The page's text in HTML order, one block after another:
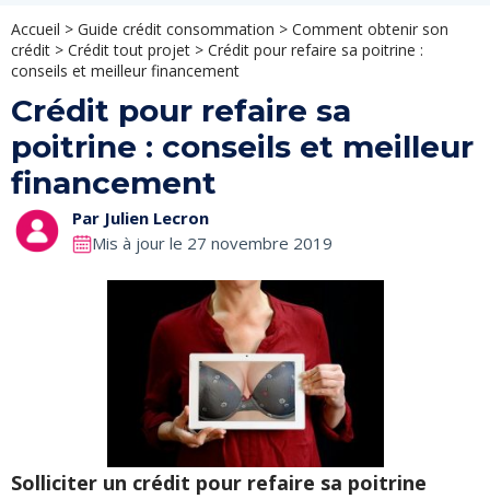
Accueil > Guide crédit consommation > Comment obtenir son
crédit > Crédit tout projet > Crédit pour refaire sa poitrine :
conseils et meilleur financement
Crédit pour refaire sa
poitrine : conseils et meilleur
financement
Par Julien Lecron
Mis à jour le 27 novembre 2019
Solliciter un crédit pour refaire sa poitrine